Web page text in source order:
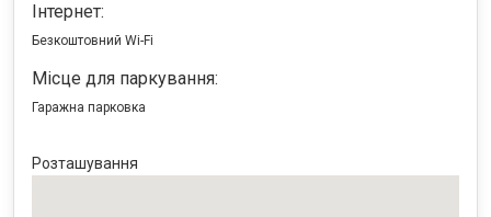
Інтернет:
Безкоштовний Wi-Fi
Місце для паркування:
Гаражна парковка
Розташування